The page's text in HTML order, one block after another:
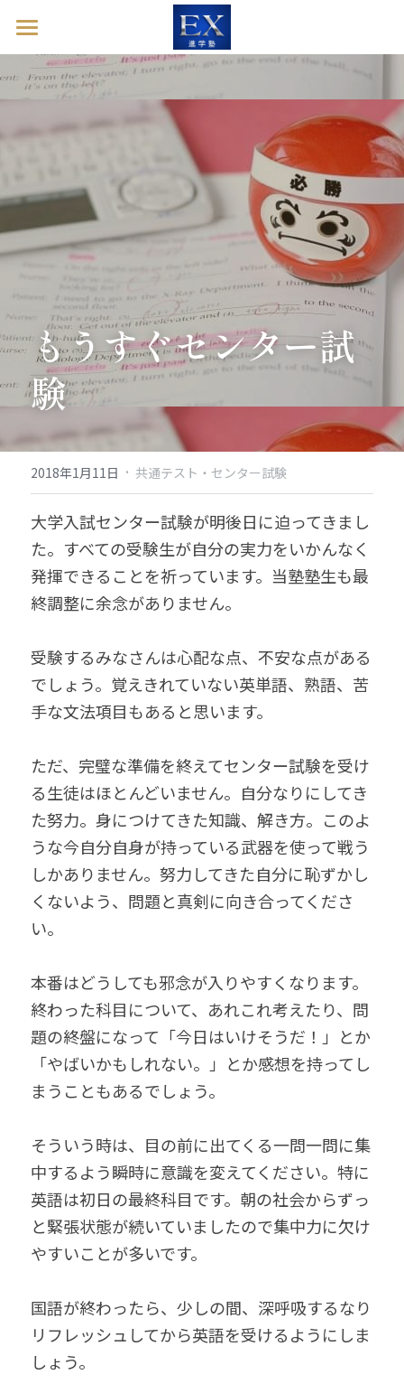
ホーム
英語診断ドック
塾長ブログ
お問い合わせ
英語診断ドックを予約する
もうすぐセンター試
験
2018年1月11日 · 共通テスト・センター試験
大学入試センター試験が明後日に迫ってきまし
た。すべての受験生が自分の実力をいかんなく
発揮できることを祈っています。当塾塾生も最
終調整に余念がありません。
受験するみなさんは心配な点、不安な点がある
でしょう。覚えきれていない英単語、熟語、苦
手な文法項目もあると思います。
ただ、完璧な準備を終えてセンター試験を受け
る生徒はほとんどいません。自分なりにしてき
た努力。身につけてきた知識、解き方。このよ
うな今自分自身が持っている武器を使って戦う
しかありません。努力してきた自分に恥ずかし
くないよう、問題と真剣に向き合ってくださ
い。
本番はどうしても邪念が入りやすくなります。
終わった科目について、あれこれ考えたり、問
題の終盤になって「今日はいけそうだ！」とか
「やばいかもしれない。」とか感想を持ってし
まうこともあるでしょう。
そういう時は、目の前に出てくる一問一問に集
中するよう瞬時に意識を変えてください。特に
英語は初日の最終科目です。朝の社会からずっ
と緊張状態が続いていましたので集中力に欠け
やすいことが多いです。
国語が終わったら、少しの間、深呼吸するなり
リフレッシュしてから英語を受けるようにしま
しょう。